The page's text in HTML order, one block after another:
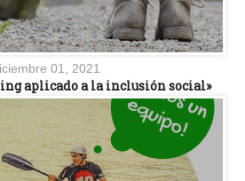
01, 2021
aplicado a la inclusión social»